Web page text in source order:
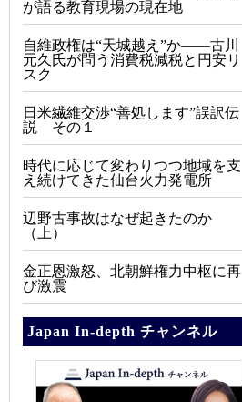
が語る教育現場の現在地
自維政権は“天城越え”か――古川
元久氏が問う消費税減税と円安リ
スク
日米繊維交渉“善処します”誤訳伝
説 その１
時代に応じて変わりつつ地域を支
え続けてきた仙台火力発電所
辺野古事故はなぜ起きたのか
（上）
金正恩激怒、北朝鮮権力中枢に再
び激震
Japan In-depth チャンネル